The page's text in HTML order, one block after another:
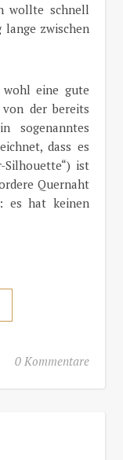
wollte schnell
zwischen
eine gute
von der bereits
sogenanntes
dass es
Silhouette“) ist
Quernaht
es hat keinen
0 Kommentare